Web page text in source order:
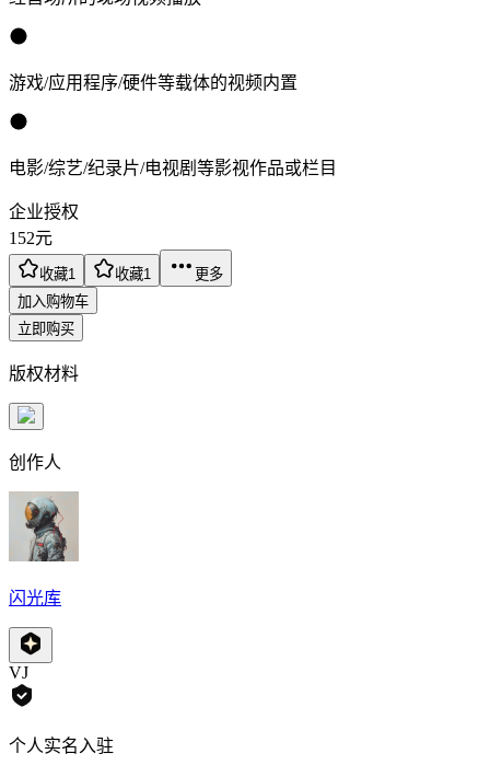
游戏/应用程序/硬件等载体的视频内置
电影/综艺/纪录片/电视剧等影视作品或栏目
企业授权
152元
收藏1 收藏1
更多
加入购物车
立即购买
版权材料
创作人
闪光库
VJ
个人实名入驻